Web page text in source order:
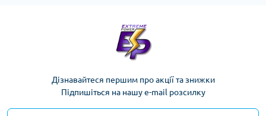
Дізнавайтеся першим про акції та знижки
Підпишіться на нашу e-mail розсилку